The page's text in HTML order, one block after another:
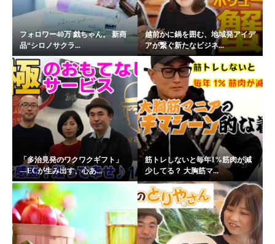
フォロワー40万 戯ちゃん。 新商
品“シロノサクラ...
越前かに鍋を囲む、地域発アイデ
アが繋ぐ新たなビジネ...
「多治見発のワクワクギフト」
―ECが生み出す、心あ...
筋トレしないと毎年1%筋肉が減
少してる？ 大胸筋マ...